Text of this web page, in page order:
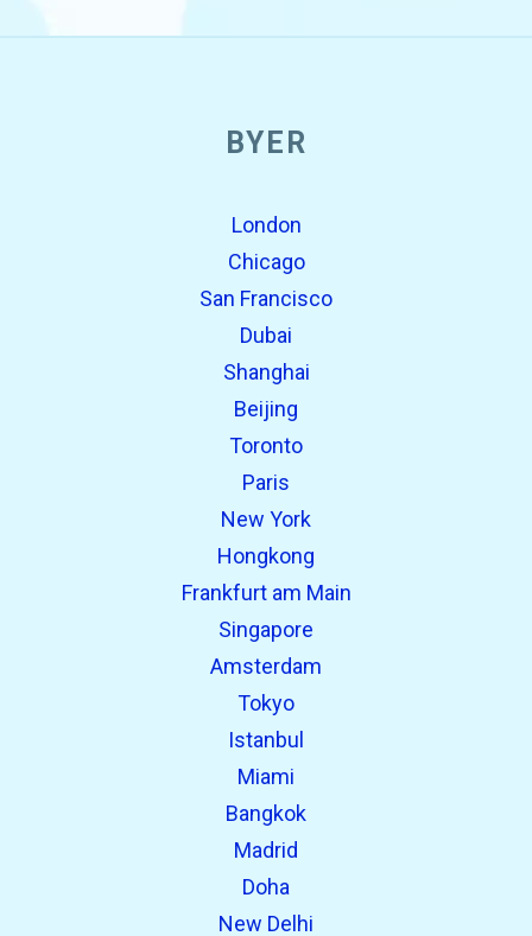
BYER
London
Chicago
San Francisco
Dubai
Shanghai
Beijing
Toronto
Paris
New York
Hongkong
Frankfurt am Main
Singapore
Amsterdam
Tokyo
Istanbul
Miami
Bangkok
Madrid
Doha
New Delhi